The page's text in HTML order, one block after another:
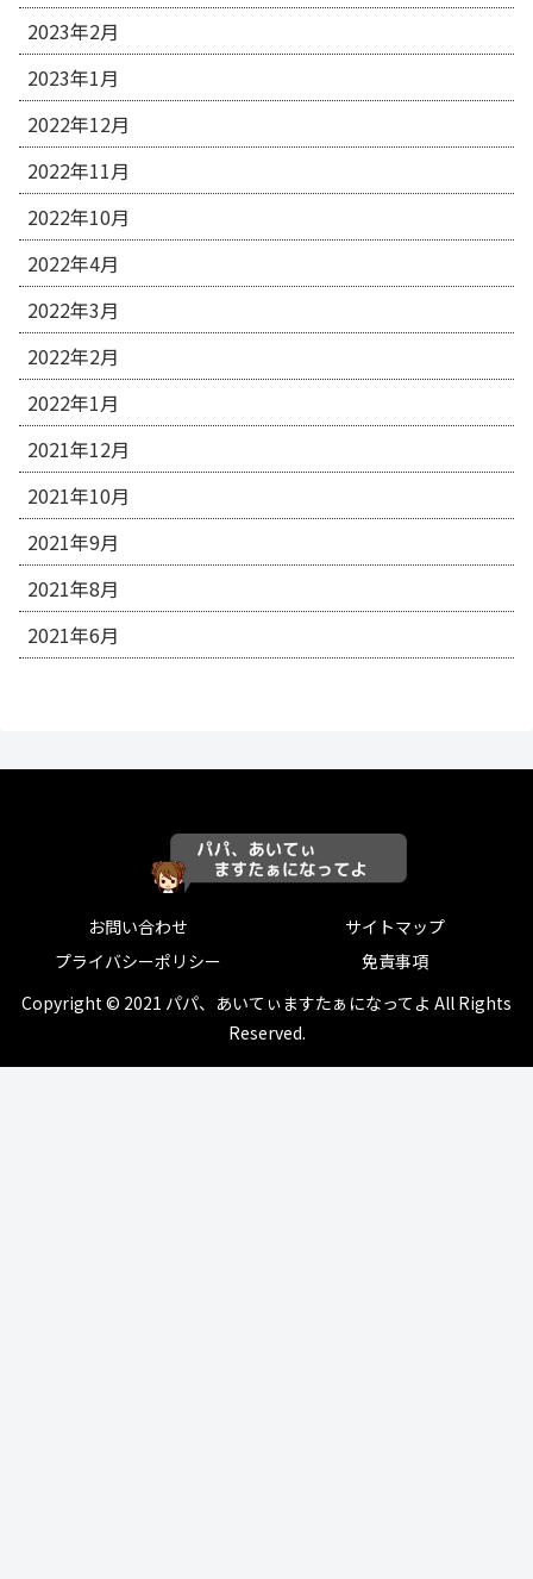
2023年2月
2023年1月
2022年12月
2022年11月
2022年10月
2022年4月
2022年3月
2022年2月
2022年1月
2021年12月
2021年10月
2021年9月
2021年8月
2021年6月
お問い合わせ
サイトマップ
プライバシーポリシー
免責事項
Copyright © 2021 パパ、あいてぃますたぁになってよ All Rights
Reserved.